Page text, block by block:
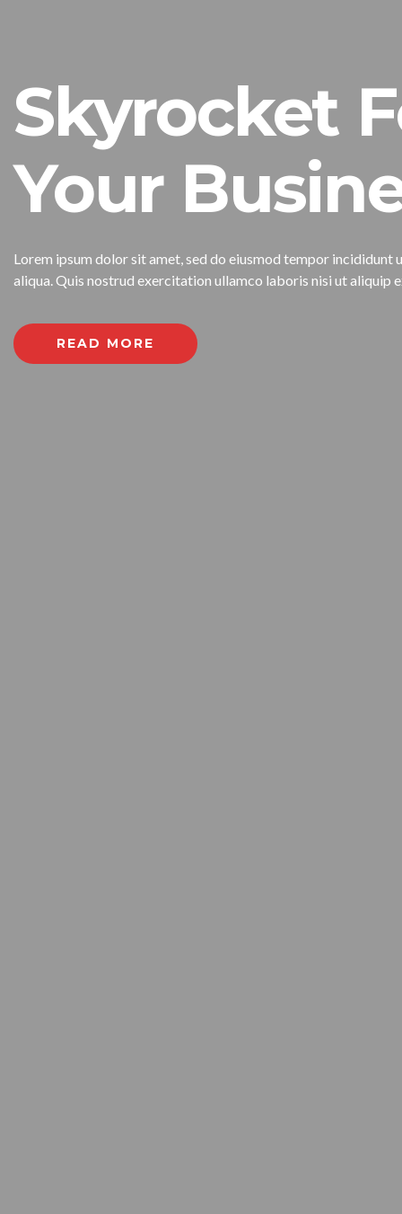
Skyrocket
Your
Lorem ipsum dolor sit amet, sed do eiusmod tempor incididunt
aliqua. Quis nostrud exercitation ullamco laboris nisi ut aliquip
READ MORE